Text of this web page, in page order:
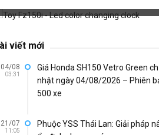
viết mới
04/08
03:31
Giá Honda SH150 Vetro Green
nhật ngày 04/08/2026 – Phiên
500 xe
21/07
11:05
Phuộc YSS Thái Lan: Giải pháp